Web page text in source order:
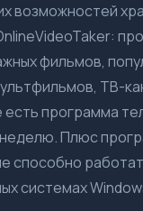
возможностей
фильмов,
ТВ-
программа
Плюс
способно
системах